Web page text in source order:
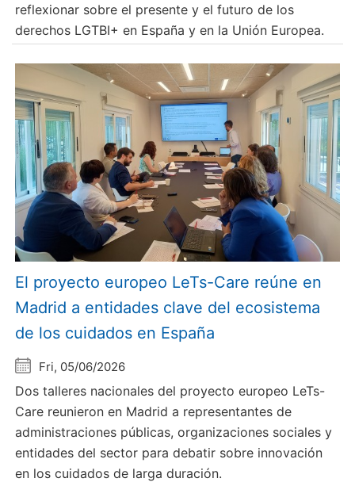
reflexionar sobre el presente y el futuro de los
derechos LGTBI+ en España y en la Unión Europea.
El proyecto europeo LeTs-Care reúne en
Madrid a entidades clave del ecosistema
de los cuidados en España
Fri, 05/06/2026
Dos talleres nacionales del proyecto europeo LeTs-
Care reunieron en Madrid a representantes de
administraciones públicas, organizaciones sociales y
entidades del sector para debatir sobre innovación
en los cuidados de larga duración.